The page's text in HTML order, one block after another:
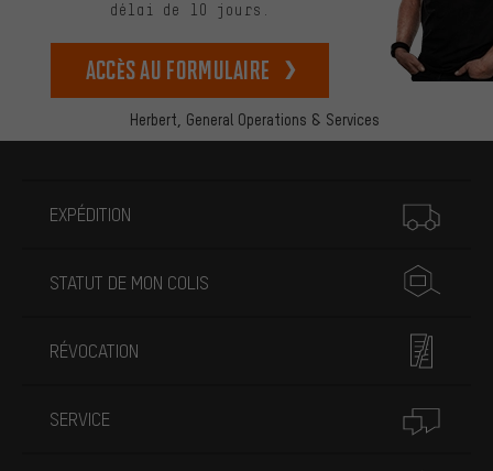
Herbert, General Operations & Services
délai de 10 jours.
Accès au formulaire
EXPÉDITION
STATUT DE MON COLIS
RÉVOCATION
SERVICE